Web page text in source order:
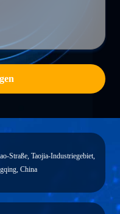
Straße, Taojia-Industriegebiet,
China